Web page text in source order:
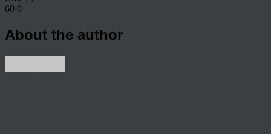
60 0
About the author